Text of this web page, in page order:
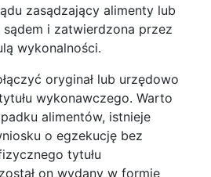
zasądzający alimenty lub
i zatwierdzona przez
wykonalności.
oryginał lub urzędowo
wykonawczego. Warto
alimentów, istnieje
o egzekucję bez
tytułu
on wydany w formie